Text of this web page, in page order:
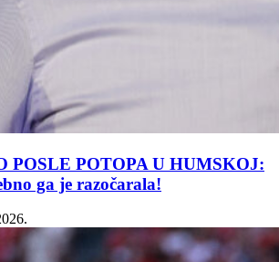
POSLE POTOPA U HUMSKOJ:
ga je razočarala!